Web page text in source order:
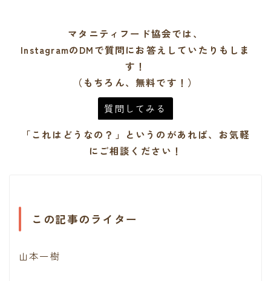
マタニティフード協会では、
InstagramのDMで質問にお答えしていたりもしま
す！
（もちろん、無料です！）
質問してみる
「これはどうなの？」というのがあれば、お気軽
にご相談ください！
この記事のライター
山本一樹